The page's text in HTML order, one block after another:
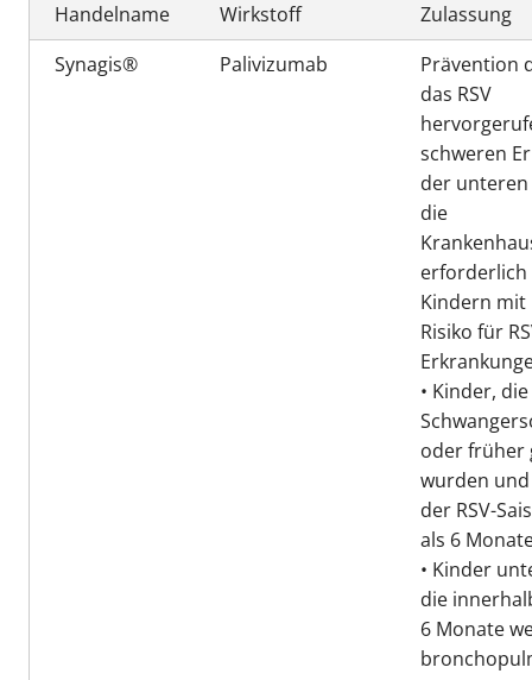
Handelname Wirkstoff
Zulassung
Synagis®
Palivizumab
Prävention
das RSV
schweren
der unteren
die
erforderlich
Kindern mit
Risiko für
• Kinder,
oder früher
wurden
der RSV-
als 6
• Kinder
die
6 Monate